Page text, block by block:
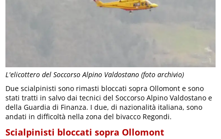
L'elicottero del Soccorso Alpino Valdostano (foto archivio)
Due scialpinisti sono rimasti bloccati sopra Ollomont e sono
stati tratti in salvo dai tecnici del Soccorso Alpino Valdostano e
della Guardia di Finanza. I due, di nazionalità italiana, sono
andati in difficoltà nella zona del bivacco Regondi.
Scialpinisti bloccati sopra Ollomont